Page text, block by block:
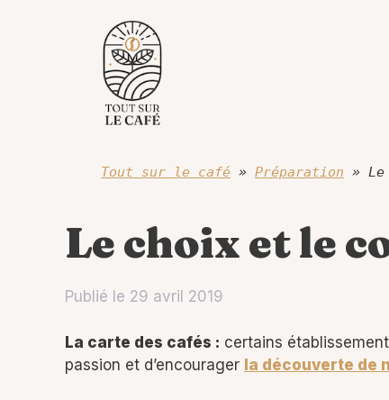
Tout sur le café » Préparation »
Le choix et le
Publié le 29 avril 2019
La carte des cafés : certains
passion et d’encourager la découverte de